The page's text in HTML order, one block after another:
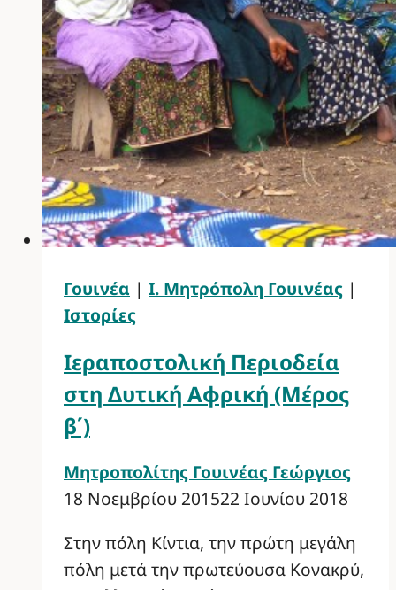
Γουινέα | Ι. Μητρόπολη Γουινέας |
Ιστορίες
Ιεραποστολική Περιοδεία
στη Δυτική Αφρική (Μέρος
β΄)
Μητροπολίτης Γουινέας Γεώργιος
18 Νοεμβρίου 201522 Ιουνίου 2018
Στην πόλη Κίντια, την πρώτη μεγάλη
πόλη μετά την πρωτεύουσα Κονακρύ,